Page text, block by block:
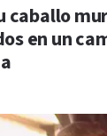
caballo
en un